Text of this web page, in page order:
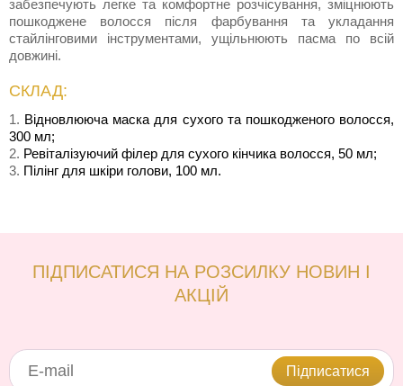
забезпечують легке та комфортне розчісування, зміцнюють
пошкоджене волосся після фарбування та укладання
стайлінговими інструментами, ущільнюють пасма по всій
довжині.
СКЛАД:
1. Відновлююча маска для сухого та пошкодженого волосся,
300 мл;
2. Ревіталізуючий філер для сухого кінчика волосся, 50 мл;
3. Пілінг для шкіри голови, 100 мл.
ПІДПИСАТИСЯ НА РОЗСИЛКУ НОВИН І
АКЦІЙ
Підписатися